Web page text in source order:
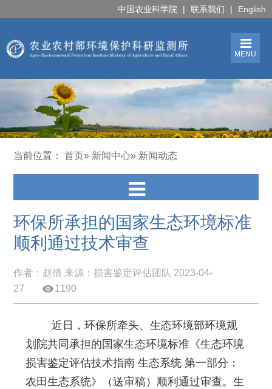
中国农业科学院 | 联系我们 | English
MENU
当前位置：首页» 新闻中心» 新闻动态
环保所承担的国家生态环境标准
顺利通过技术审查
作者：赵倩 来源：损害鉴定评估团队 2023-04-
27
1190
近日，环保所牵头、生态环境部环境规
划院共同承担的国家生态环境标准《生态环境
损害鉴定评估技术指南 生态系统 第一部分：
农田生态系统》（送审稿）顺利通过审查。生